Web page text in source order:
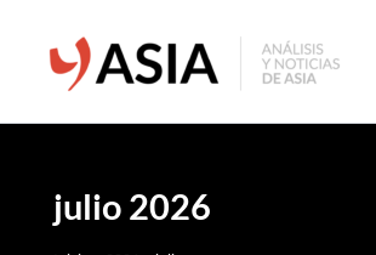
contenido
julio 2026